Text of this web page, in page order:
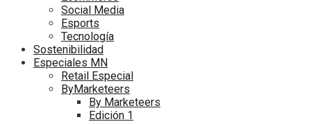
Social Media
Esports
Tecnología
Sostenibilidad
Especiales MN
Retail Especial
ByMarketeers
By Marketeers
Edición 1